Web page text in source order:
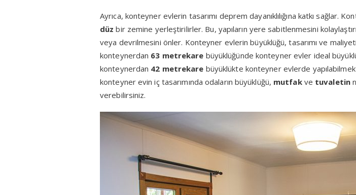
Ayrıca, konteyner evlerin tasarımı deprem dayanıklılığına katkı sağlar.
düz bir zemine yerleştirilirler. Bu, yapıların yere sabitlenmesini
veya devrilmesini önler. Konteyner evlerin büyüklüğü, tasarımı ve
konteynerdan 63 metrekare büyüklüğünde konteyner evler ideal
konteynerdan 42 metrekare büyüklükte konteyner evlerde
konteyner evin iç tasarımında odaların büyüklüğü, mutfakve tuvaletin
verebilirsiniz.